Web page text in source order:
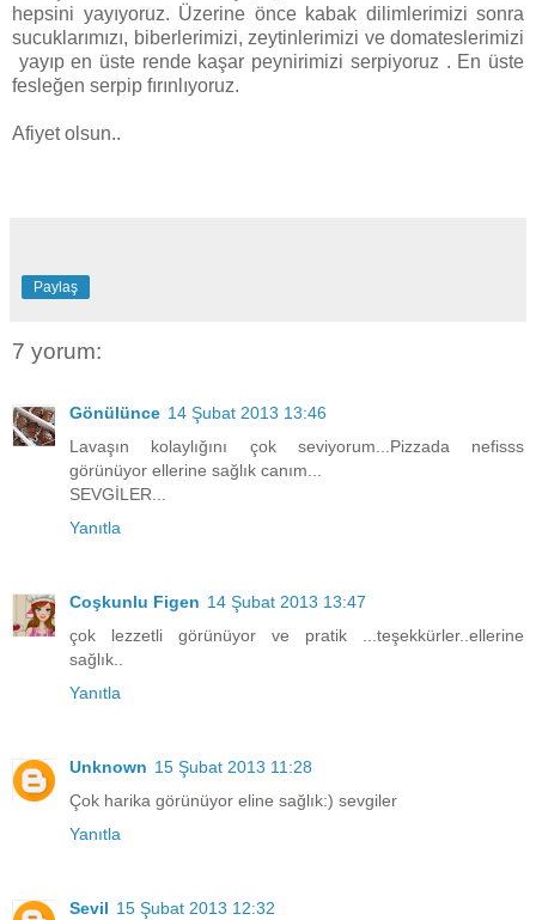
hepsini yayıyoruz. Üzerine önce kabak dilimlerimizi sonra
sucuklarımızı, biberlerimizi, zeytinlerimizi ve domateslerimizi
yayıp en üste rende kaşar peynirimizi serpiyoruz . En üste
fesleğen serpip fırınlıyoruz.
Afiyet olsun..
Paylaş
7 yorum:
Gönülünce 14 Şubat 2013 13:46
Lavaşın kolaylığını çok seviyorum...Pizzada nefisss
görünüyor ellerine sağlık canım...
SEVGİLER...
Yanıtla
Coşkunlu Figen 14 Şubat 2013 13:47
çok lezzetli görünüyor ve pratik ...teşekkürler..ellerine
sağlık..
Yanıtla
Unknown 15 Şubat 2013 11:28
Çok harika görünüyor eline sağlık:) sevgiler
Yanıtla
Sevil 15 Şubat 2013 12:32